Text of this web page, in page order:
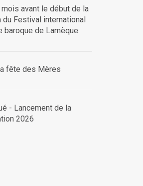
avant le début de la
du Festival international
baroque de Lamèque.
fête des Mères
- Lancement de la
2026